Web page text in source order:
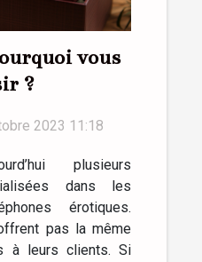
vous
?
2023 11:18
plusieurs
dans les
érotiques.
pas la même
à leurs clients. Si